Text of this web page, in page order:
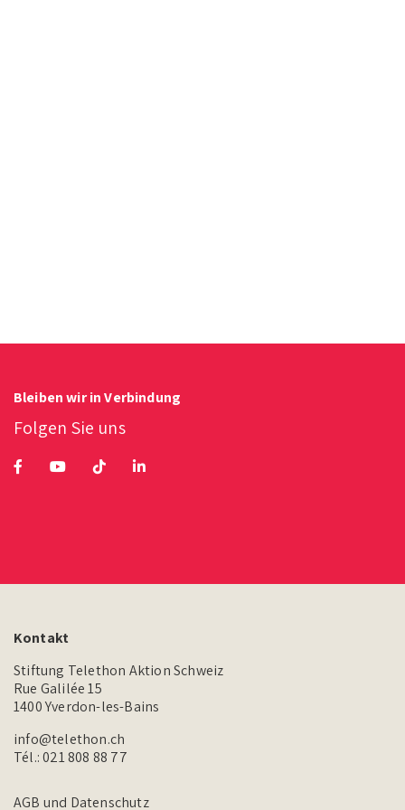
Bleiben wir in Verbindung
Folgen Sie uns
Kontakt
Stiftung Telethon Aktion Schweiz
Rue Galilée 15
1400 Yverdon-les-Bains
info@telethon.ch
Tél.:021 808 88 77
AGB und Datenschutz